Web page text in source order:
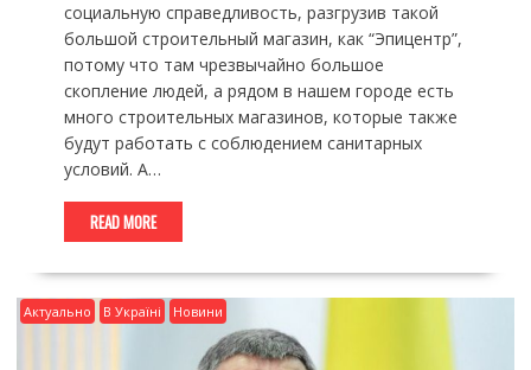
социальную справедливость, разгрузив такой
большой строительный магазин, как “Эпицентр”,
потому что там чрезвычайно большое
скопление людей, а рядом в нашем городе есть
много строительных магазинов, которые также
будут работать с соблюдением санитарных
условий. А…
READ MORE
Актуально В Україні Новини